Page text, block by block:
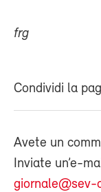
frg
Condividi la
Avete un
Inviate un’e-
giornale@sev-